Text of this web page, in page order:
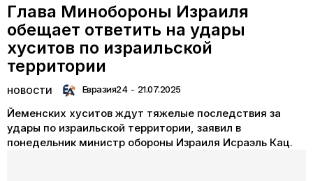
Глава Минобороны Израиля
обещает ответить на удары
хуситов по израильской
территории
НОВОСТИ Евразия24 - 21.07.2025
Йеменских хуситов ждут тяжелые последствия за
удары по израильской территории, заявил в
понедельник министр обороны Израиля Исраэль Кац.